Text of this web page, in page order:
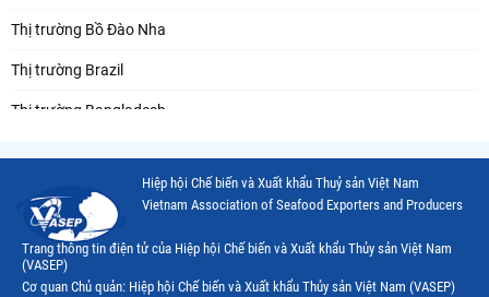
Thị trường Bồ Đào Nha
Thị trường Brazil
Thị trường Bangladesh
Thị trường Canada
Thị trường Ecuador
Thị trường EU
Hiệp hội Chế biến và Xuất khẩu Thuỷ sản Việt Nam
Vietnam Association of Seafood Exporters and Producers
Trang thông tin điện tử của Hiệp hội Chế biến và Xuất khẩu Thủy sản Việt Nam
(VASEP)
Cơ quan Chủ quản: Hiệp hội Chế biến và Xuất khẩu Thủy sản Việt Nam (VASEP)